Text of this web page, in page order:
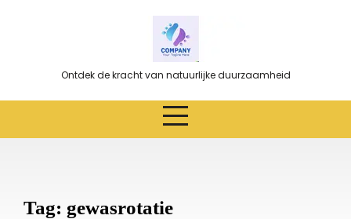
Ontdek de kracht van natuurlijke duurzaamheid
Tag: gewasrotatie